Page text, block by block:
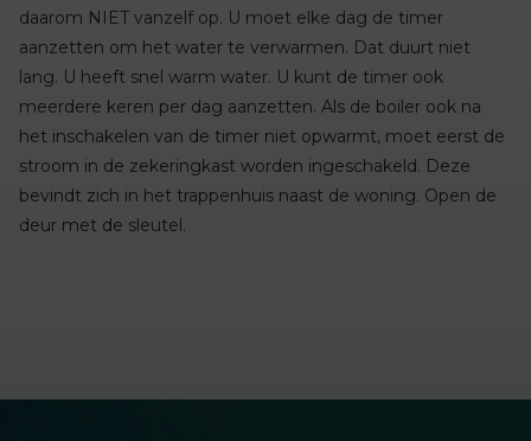
daarom NIET vanzelf op. U moet elke dag de timer
aanzetten om het water te verwarmen. Dat duurt niet
lang. U heeft snel warm water. U kunt de timer ook
meerdere keren per dag aanzetten. Als de boiler ook na
het inschakelen van de timer niet opwarmt, moet eerst de
stroom in de zekeringkast worden ingeschakeld. Deze
bevindt zich in het trappenhuis naast de woning. Open de
deur met de sleutel.